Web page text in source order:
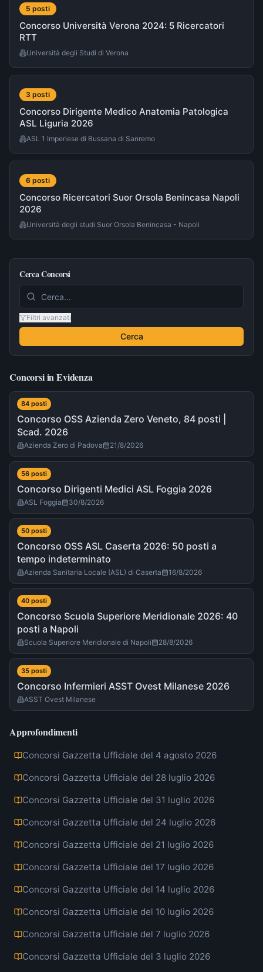
5 posti
Concorso Università Verona 2024: 5 Ricercatori
RTT
Università degli Studi di Verona
3 posti
Concorso Dirigente Medico Anatomia Patologica
ASL Liguria 2026
ASL 1 Imperiese di Bussana di Sanremo
6 posti
Concorso Ricercatori Suor Orsola Benincasa Napoli
2026
Università degli studi Suor Orsola Benincasa - Napoli
Cerca Concorsi
Filtri avanzati
Cerca
Concorsi in Evidenza
84 posti
Concorso OSS Azienda Zero Veneto, 84 posti |
Scad. 2026
Azienda Zero di Padova 21/8/2026
56 posti
Concorso Dirigenti Medici ASL Foggia 2026
ASL Foggia 30/8/2026
50 posti
Concorso OSS ASL Caserta 2026: 50 posti a
tempo indeterminato
Azienda Sanitaria Locale (ASL) di Caserta 16/8/2026
40 posti
Concorso Scuola Superiore Meridionale 2026: 40
posti a Napoli
Scuola Superiore Meridionale di Napoli 28/8/2026
35 posti
Concorso Infermieri ASST Ovest Milanese 2026
ASST Ovest Milanese
Approfondimenti
Concorsi Gazzetta Ufficiale del 4 agosto 2026
Concorsi Gazzetta Ufficiale del 28 luglio 2026
Concorsi Gazzetta Ufficiale del 31 luglio 2026
Concorsi Gazzetta Ufficiale del 24 luglio 2026
Concorsi Gazzetta Ufficiale del 21 luglio 2026
Concorsi Gazzetta Ufficiale del 17 luglio 2026
Concorsi Gazzetta Ufficiale del 14 luglio 2026
Concorsi Gazzetta Ufficiale del 10 luglio 2026
Concorsi Gazzetta Ufficiale del 7 luglio 2026
Concorsi Gazzetta Ufficiale del 3 luglio 2026